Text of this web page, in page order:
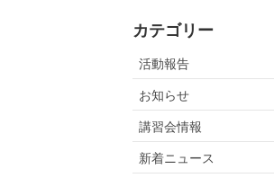
カテゴリー
活動報告
お知らせ
講習会情報
新着ニュース